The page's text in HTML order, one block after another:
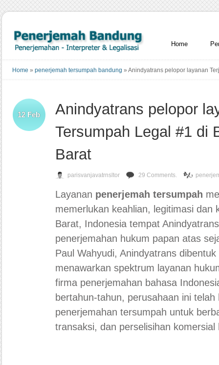
Home
Home » penerjemah tersumpah bandung » Anindyatrans pelopor layanan
Anindyatrans pelopor
Tersumpah Legal #1 di
Barat
12 Feb
parisvanjavatrnsltor 29 Comments.
Layanan penerjemah tersumpah
memerlukan keahlian, legitimasi dan
Barat, Indonesia tempat
penerjemahan hukum papan atas
Paul Wahyudi, Anindyatrans
menawarkan spektrum layanan
firma penerjemahan bahasa
bertahun-tahun, perusahaan ini
penerjemahan tersumpah untuk
transaksi, dan perselisihan komersial